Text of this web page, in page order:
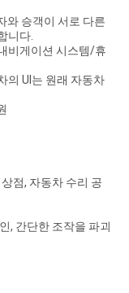
와 승객이 서로 다른
니다.
비게이션 시스템/휴
의 UI는 원래 자동차
점, 자동차 수리 공
, 간단한 조작을 파괴